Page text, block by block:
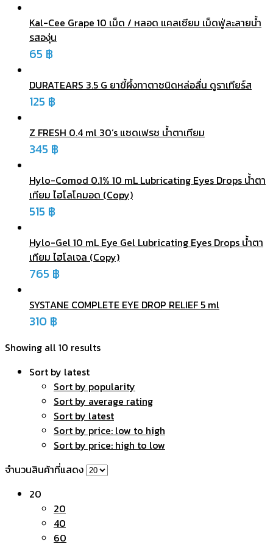
Kal-Cee Grape 10 เม็ด / หลอด แคลเซียม เม็ดฟู่ละลายน้ำ
รสองุ่น
65 ฿
DURATEARS 3.5 G ยาขี้ผึ้งทาตาชนิดหล่อลื่น ดูราเทียร์ส
125 ฿
Z FRESH 0.4 ml 30’s แซดเฟรช น้ำตาเทียม
345 ฿
Hylo-Comod 0.1% 10 mL Lubricating Eyes Drops น้ำตา
เทียม ไฮโลโคมอด (Copy)
515 ฿
Hylo-Gel 10 mL Eye Gel Lubricating Eyes Drops น้ำตา
เทียม ไฮโลเจล (Copy)
765 ฿
SYSTANE COMPLETE EYE DROP RELIEF 5 ml
310 ฿
Showing all 10 results
Sort by latest
Sort by popularity
Sort by average rating
Sort by latest
Sort by price: low to high
Sort by price: high to low
จำนวนสินค้าที่แสดง
20
20
40
60